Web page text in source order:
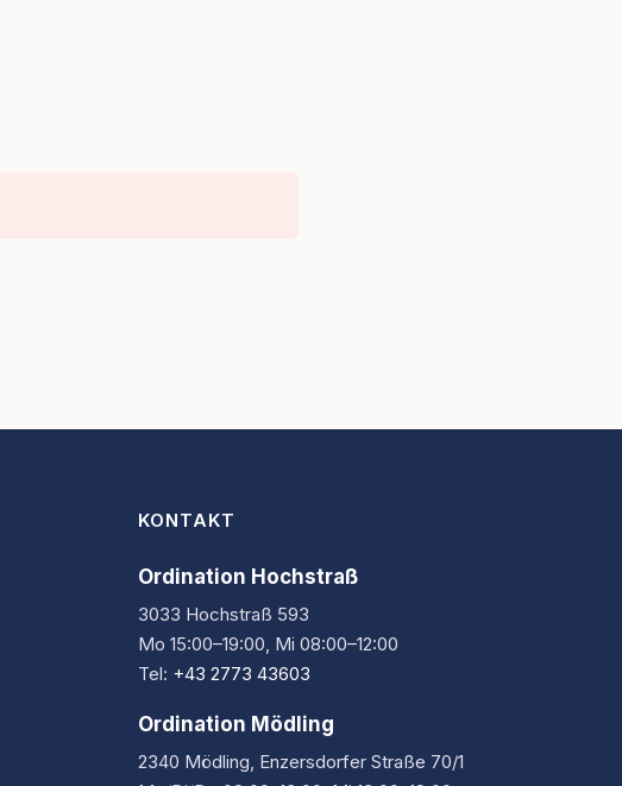
KONTAKT
Ordination Hochstraß
3033 Hochstraß 593
Mo 15:00–19:00, Mi 08:00–12:00
Tel: +43 2773 43603
Ordination Mödling
2340 Mödling, Enzersdorfer Straße 70/1